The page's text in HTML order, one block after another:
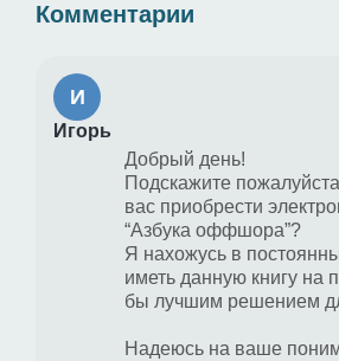
Комментарии
И
Игорь
Добрый день!
Подскажите
вас приобрести
“Азбука оффшора”?
Я нахожусь в
иметь данную книгу на
бы лучшим решением
Надеюсь на ваше